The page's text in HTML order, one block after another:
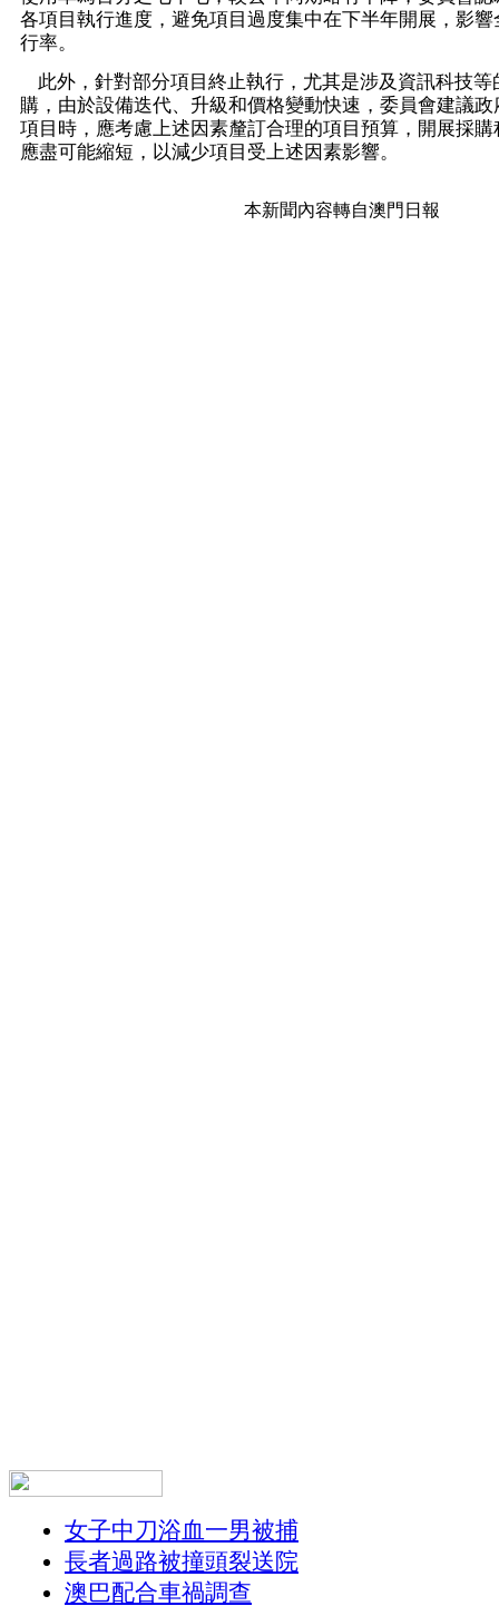
各項目執行進度，避免項目過度集中在下半年開展，影
行率。
此外，針對部分項目終止執行，尤其是涉及資訊科技等
購，由於設備迭代、升級和價格變動快速，委員會建議
項目時，應考慮上述因素釐訂合理的項目預算，開展採
應盡可能縮短，以減少項目受上述因素影響。
本新聞內容轉自澳門日報
女子中刀浴血一男被捕
長者過路被撞頭裂送院
澳巴配合車禍調查